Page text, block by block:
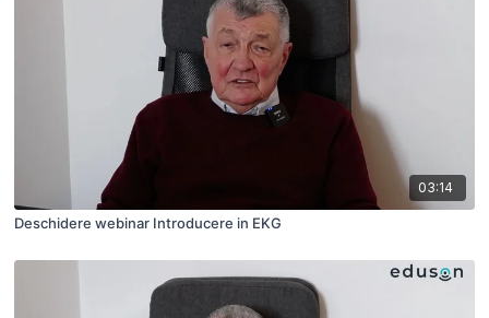
03:14
Deschidere webinar Introducere in EKG